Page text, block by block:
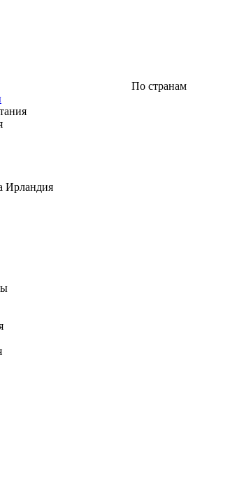
По странам
Ирландия